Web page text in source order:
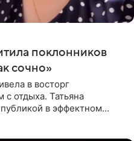
поклонников
сочно»
в восторг
отдыха. Татьяна
в эффектном